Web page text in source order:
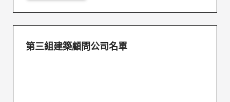
第三組建築顧問公司名單